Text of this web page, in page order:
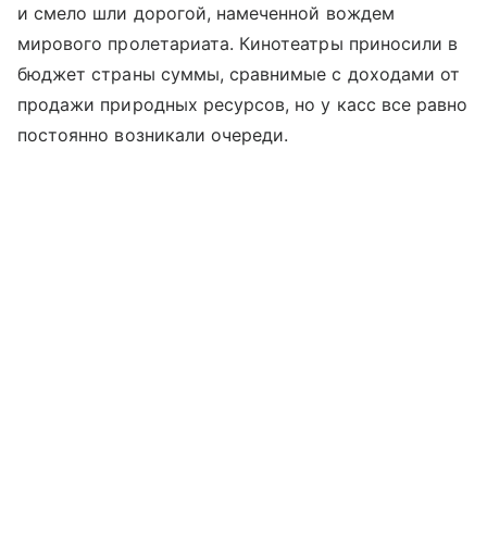
и смело шли дорогой, намеченной вождем
мирового пролетариата. Кинотеатры приносили в
бюджет страны суммы, сравнимые с доходами от
продажи природных ресурсов, но у касс все равно
постоянно возникали очереди.